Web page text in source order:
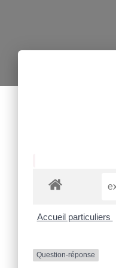
Accueil particuliers
Question-réponse